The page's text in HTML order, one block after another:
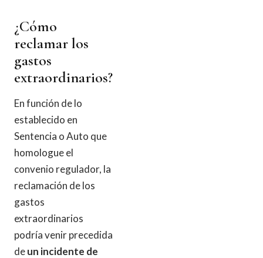
¿Cómo
reclamar los
gastos
extraordinarios?
En función de lo
establecido en
Sentencia o Auto que
homologue el
convenio regulador, la
reclamación de los
gastos
extraordinarios
podría venir precedida
deun incidente de